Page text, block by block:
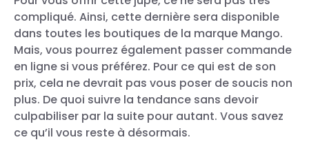
Une publication partagée par MANGO (@mango)
compliqué. Ainsi, cette dernière sera disponible
dans toutes les boutiques de la marque Mango.
Mais, vous pourrez également passer commande
en ligne si vous préférez. Pour ce qui est de son
prix, cela ne devrait pas vous poser de soucis non
plus. De quoi suivre la tendance sans devoir
culpabiliser par la suite pour autant. Vous savez
ce qu’il vous reste à désormais.